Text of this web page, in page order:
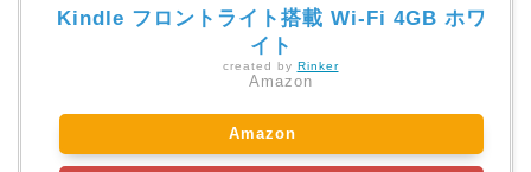
Kindle フロントライト搭載 Wi-Fi 4GB ホワ
イト
created by Rinker
Amazon
Amazon